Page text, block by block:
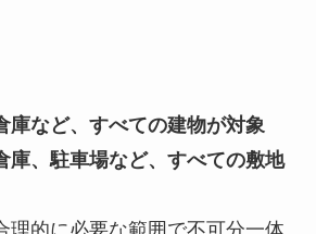
庫など、すべての建物が対象
庫、駐車場など、すべての敷地